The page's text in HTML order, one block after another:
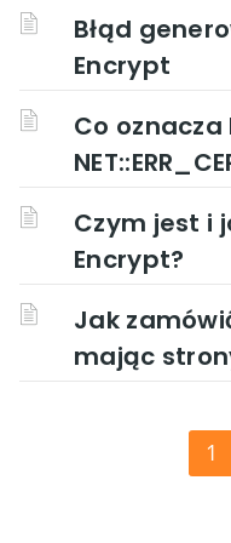
Błąd
Encrypt
Co
Czym jest i
Encrypt?
Jak
mając
1